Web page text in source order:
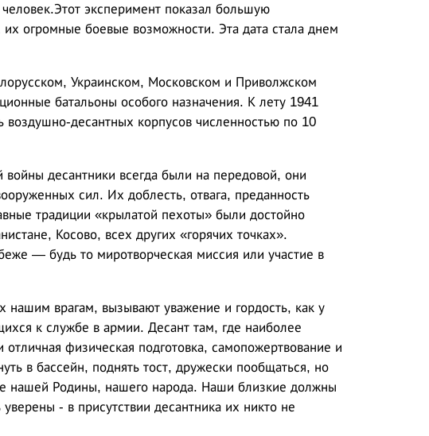
эксперимент показал большую
огромные боевые возможности. Эта дата стала днем
Украинском, Московском и Приволжском
батальоны особого назначения. К лету 1941
воздушно-десантных корпусов численностью по 10
десантники всегда были на передовой, они
сил. Их доблесть, отвага, преданность
традиции «крылатой пехоты» были достойно
Косово, всех других «горячих точках».
— будь то миротворческая миссия или участие в
нашим врагам, вызывают уважение и гордость, как у
к службе в армии. Десант там, где наиболее
физическая подготовка, самопожертвование и
в бассейн, поднять тост, дружески пообщаться, но
нашей Родины, нашего народа. Наши близкие должны
- в присутствии десантника их никто не